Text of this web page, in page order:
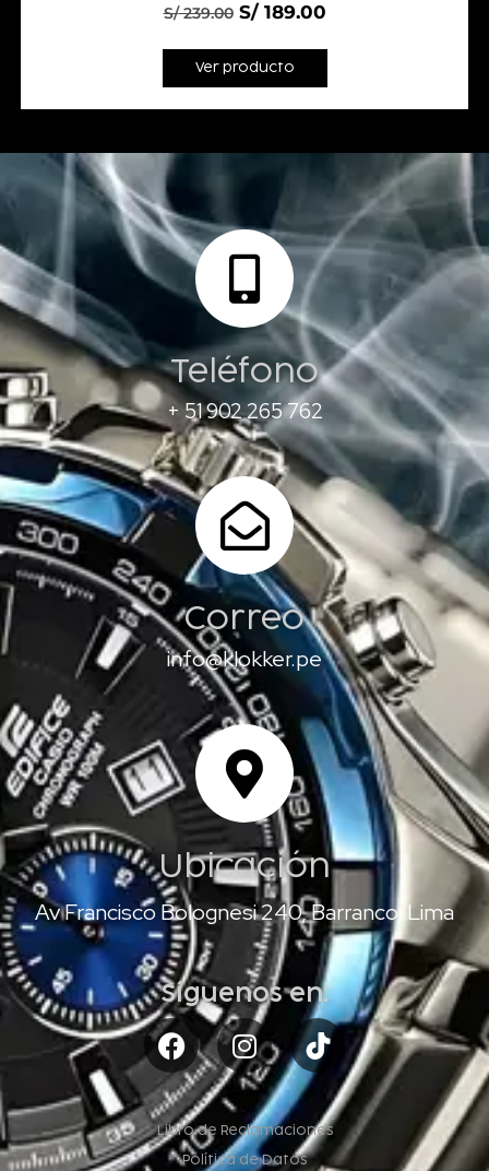
S/239.00 S/189.00
Ver producto
Teléfono
+ 51 902 265 762
Correo
info@klokker.pe
Ubicación
Av Francisco Bolognesi 240, Barranco, Lima
Síguenos en:
Libro de Reclamaciones
Política de Datos